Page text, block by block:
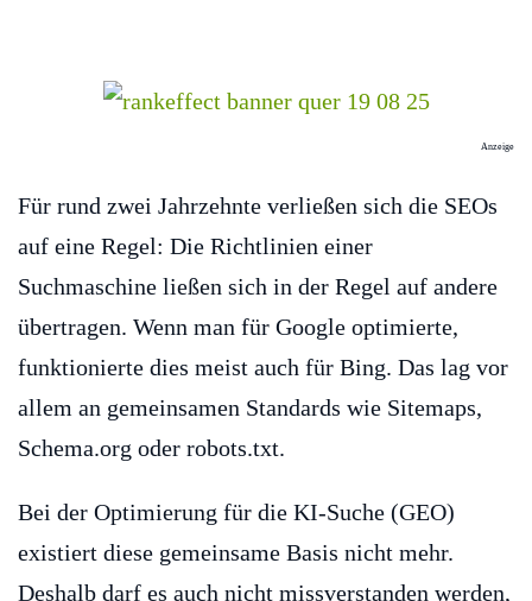
Anzeige
Für rund zwei Jahrzehnte verließen sich die SEOs
auf eine Regel: Die Richtlinien einer
Suchmaschine ließen sich in der Regel auf andere
übertragen. Wenn man für Google optimierte,
funktionierte dies meist auch für Bing. Das lag vor
allem an gemeinsamen Standards wie Sitemaps,
Schema.org oder robots.txt.
Bei der Optimierung für die KI-Suche (GEO)
existiert diese gemeinsame Basis nicht mehr.
Deshalb darf es auch nicht missverstanden werden,